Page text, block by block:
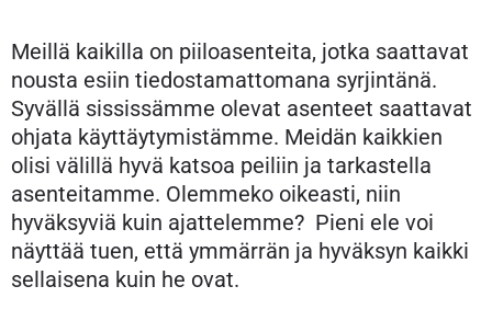
Meillä kaikilla on piiloasenteita, jotka saattavat
nousta esiin tiedostamattomana syrjintänä.
Syvällä sississämme olevat asenteet saattavat
ohjata käyttäytymistämme. Meidän kaikkien
olisi välillä hyvä katsoa peiliin ja tarkastella
asenteitamme. Olemmeko oikeasti, niin
hyväksyviä kuin ajattelemme? Pieni ele voi
näyttää tuen, että ymmärrän ja hyväksyn kaikki
sellaisena kuin he ovat.